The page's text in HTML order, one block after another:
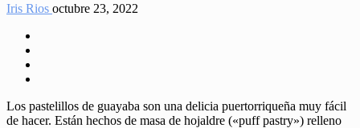
Iris Rios octubre 23, 2022
Los pastelillos de guayaba son una delicia puertorriqueña muy fácil
de hacer. Están hechos de masa de hojaldre («puff pastry») relleno